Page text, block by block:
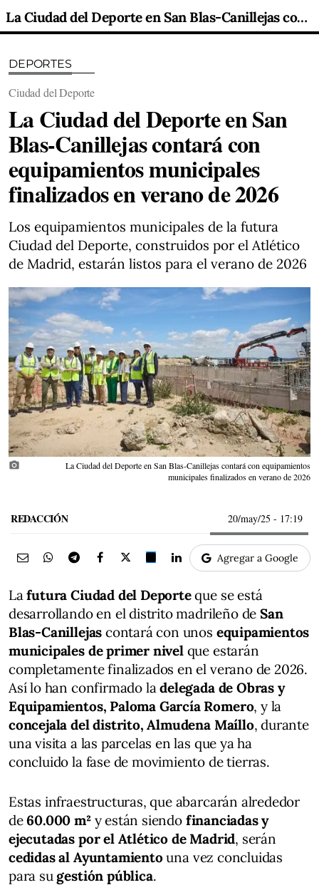
La Ciudad del Deporte en San Blas-Canillejas contará con equipamientos municipales finalizados en verano de 2026
DEPORTES
Ciudad del Deporte
La Ciudad del Deporte en San
Blas-Canillejas contará con
equipamientos municipales
finalizados en verano de 2026
Los equipamientos municipales de la futura
Ciudad del Deporte, construidos por el Atlético
de Madrid, estarán listos para el verano de 2026
photo_camera
La Ciudad del Deporte en San Blas-Canillejas contará con equipamientos
municipales finalizados en verano de 2026
REDACCIÓN 20/may/25 - 17:19
Agregar a Google
Lafutura Ciudad del Deporteque se está
desarrollando en el distrito madrileño deSan
Blas-Canillejas contará con unos equipamientos
municipales de primer nivelque estarán
completamente finalizados en el verano de 2026.
Así lo han confirmado ladelegada de Obras y
Equipamientos, Paloma García Romero, y la
concejala del distrito, Almudena Maíllo, durante
una visita a las parcelas en las que ya ha
concluido la fase de movimiento de tierras.
Estas infraestructuras, que abarcarán alrededor
de60.000 m²y están siendo financiadas y
ejecutadas por el Atlético de Madrid, serán
cedidas al Ayuntamientouna vez concluidas
para su gestión pública.